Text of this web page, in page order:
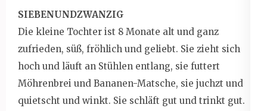
SIEBENUNDZWANZIG
Die kleine Tochter ist 8 Monate alt und ganz
zufrieden, süß, fröhlich und geliebt. Sie zieht sich
hoch und läuft an Stühlen entlang, sie futtert
Möhrenbrei und Bananen-Matsche, sie juchzt und
quietscht und winkt. Sie schläft gut und trinkt gut.